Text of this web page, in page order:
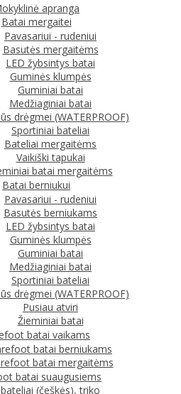
apranga
Batai mergaitei
Pavasariui - rudeniui
Basutės mergaitėms
LED žybsintys batai
Guminės klumpės
Guminiai batai
Medžiaginiai batai
drėgmei (WATERPROOF)
Sportiniai bateliai
Bateliai mergaitėms
Vaikiški tapukai
batai mergaitėms
Batai berniukui
Pavasariui - rudeniui
Basutės berniukams
LED žybsintys batai
Guminės klumpės
Guminiai batai
Medžiaginiai batai
Sportiniai bateliai
drėgmei (WATERPROOF)
Pusiau atviri
Žieminiai batai
batai vaikams
batai berniukams
batai mergaitėms
batai suaugusiems
(češkės), triko